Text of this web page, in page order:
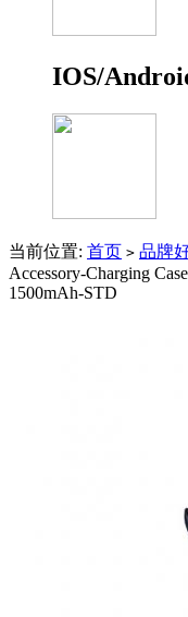
IOS/
当前位置: 首页 > 品牌
Accessory-Charging
1500mAh-STD